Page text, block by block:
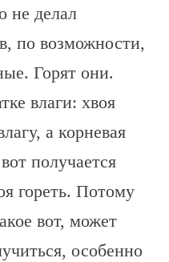
не делал
по возможности,
Горят они.
влаги: хвоя
а корневая
получается
гореть. Потому
вот, может
особенно